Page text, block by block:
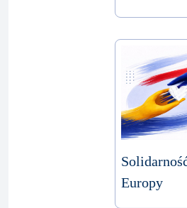
Europy